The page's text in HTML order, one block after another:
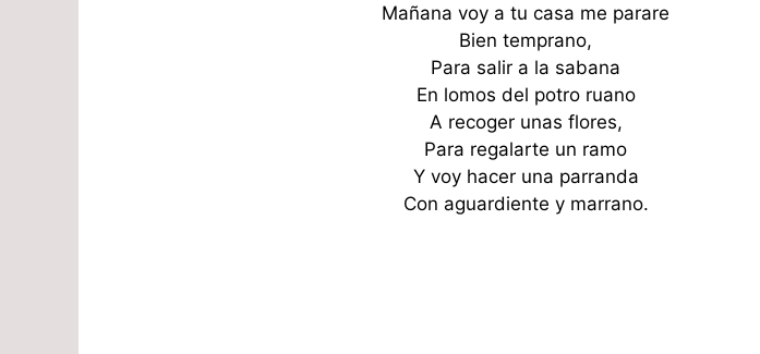
Mañana voy a tu casa me parare
Bien temprano,
Para salir a la sabana
En lomos del potro ruano
A recoger unas flores,
Para regalarte un ramo
Y voy hacer una parranda
Con aguardiente y marrano.